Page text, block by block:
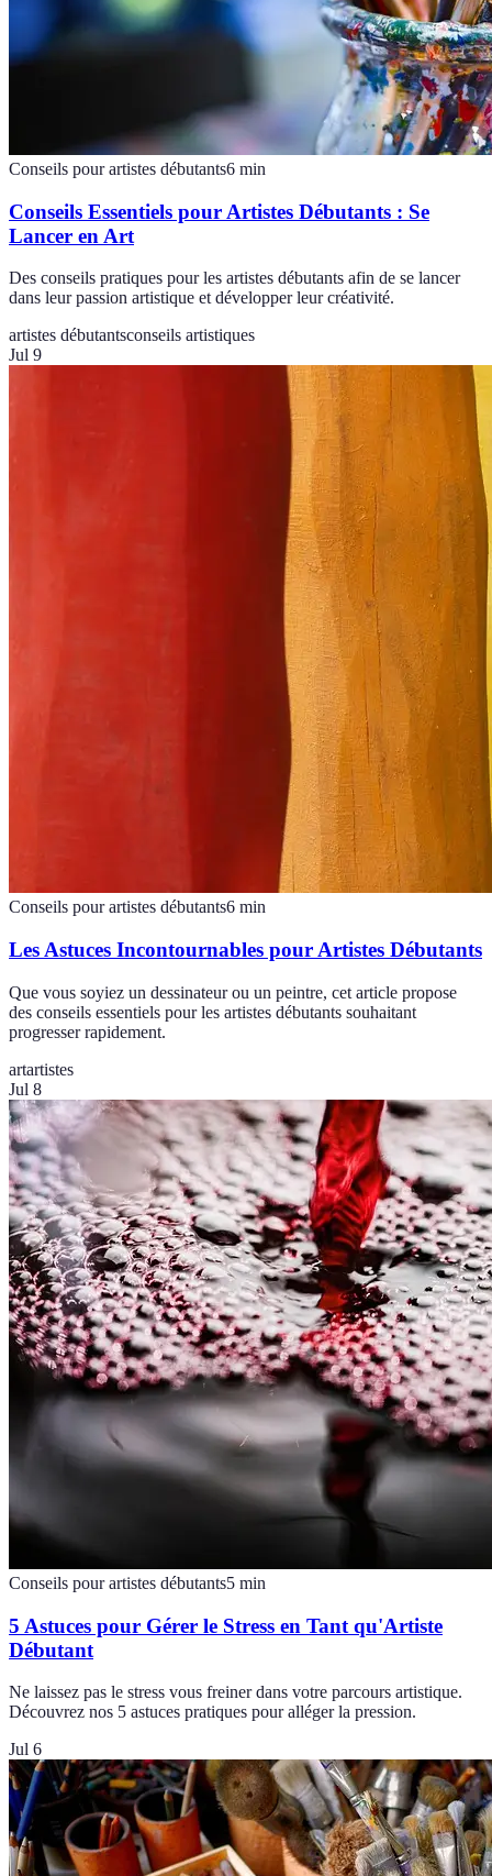
Conseils pour artistes débutants6 min
Conseils Essentiels pour Artistes Débutants : Se
Lancer en Art
Des conseils pratiques pour les artistes débutants afin de se lancer
dans leur passion artistique et développer leur créativité.
artistes débutantsconseils artistiques
Jul 9
Conseils pour artistes débutants6 min
Les Astuces Incontournables pour Artistes Débutants
Que vous soyiez un dessinateur ou un peintre, cet article propose
des conseils essentiels pour les artistes débutants souhaitant
progresser rapidement.
artartistes
Jul 8
Conseils pour artistes débutants5 min
5 Astuces pour Gérer le Stress en Tant qu'Artiste
Débutant
Ne laissez pas le stress vous freiner dans votre parcours artistique.
Découvrez nos 5 astuces pratiques pour alléger la pression.
Jul 6